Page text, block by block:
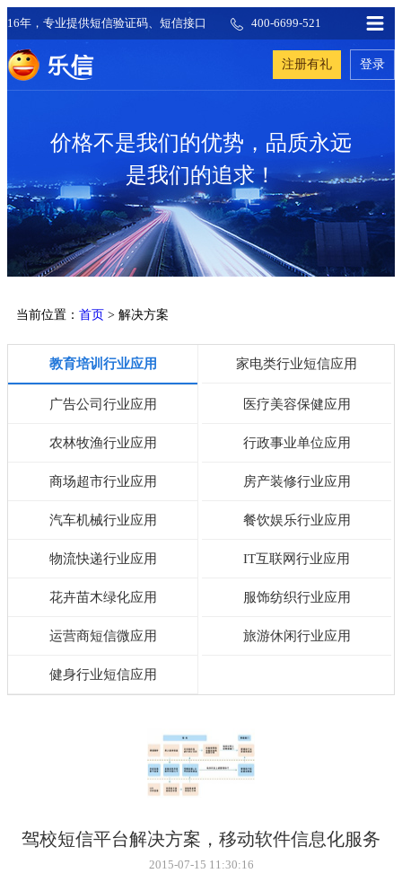
16年，专业提供短信验证码、短信接口 400-6699-521
注册有礼 登录
价格不是我们的优势，品质永远
是我们的追求！
当前位置： 首页 > 解决方案
教育培训行业应用 家电类行业短信应用
广告公司行业应用 医疗美容保健应用
农林牧渔行业应用 行政事业单位应用
商场超市行业应用 房产装修行业应用
汽车机械行业应用 餐饮娱乐行业应用
物流快递行业应用 IT互联网行业应用
花卉苗木绿化应用 服饰纺织行业应用
运营商短信微应用 旅游休闲行业应用
健身行业短信应用
驾校短信平台解决方案，移动软件信息化服务
2015-07-15 11:30:16